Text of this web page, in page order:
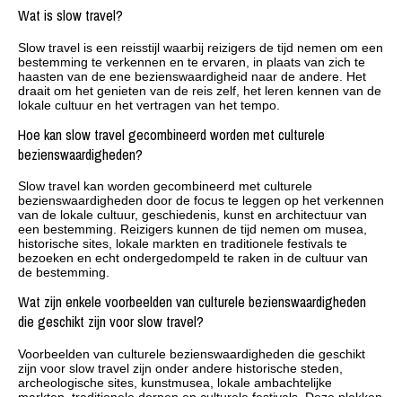
Wat is slow travel?
Slow travel is een reisstijl waarbij reizigers de tijd nemen om een
bestemming te verkennen en te ervaren, in plaats van zich te
haasten van de ene bezienswaardigheid naar de andere. Het
draait om het genieten van de reis zelf, het leren kennen van de
lokale cultuur en het vertragen van het tempo.
Hoe kan slow travel gecombineerd worden met culturele
bezienswaardigheden?
Slow travel kan worden gecombineerd met culturele
bezienswaardigheden door de focus te leggen op het verkennen
van de lokale cultuur, geschiedenis, kunst en architectuur van
een bestemming. Reizigers kunnen de tijd nemen om musea,
historische sites, lokale markten en traditionele festivals te
bezoeken en echt ondergedompeld te raken in de cultuur van
de bestemming.
Wat zijn enkele voorbeelden van culturele bezienswaardigheden
die geschikt zijn voor slow travel?
Voorbeelden van culturele bezienswaardigheden die geschikt
zijn voor slow travel zijn onder andere historische steden,
archeologische sites, kunstmusea, lokale ambachtelijke